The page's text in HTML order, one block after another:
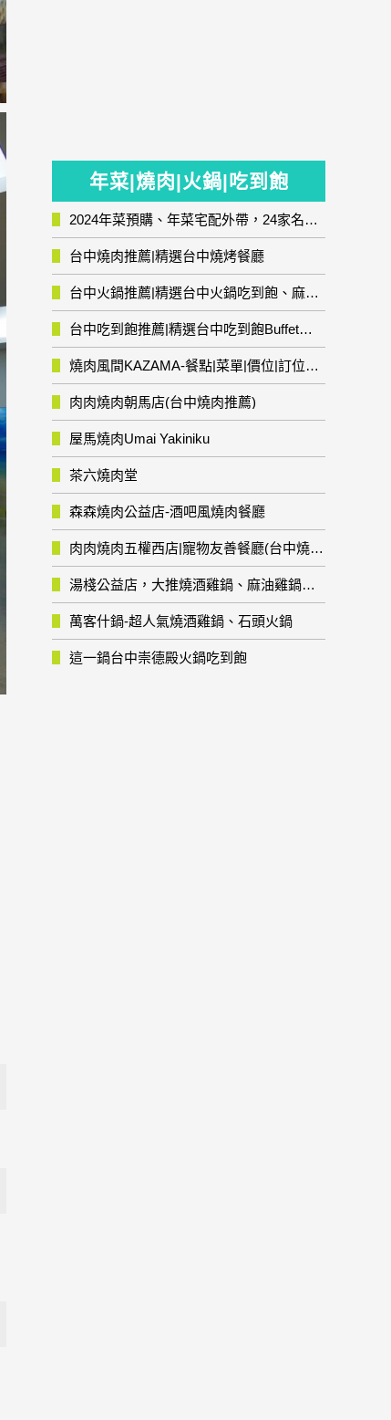
年菜|燒肉|火鍋|吃到飽
2024年菜預購、年菜宅配外帶，24家名店年菜推薦整理，圍爐輕鬆上菜團圓趣
台中燒肉推薦|精選台中燒烤餐廳
台中火鍋推薦|精選台中火鍋吃到飽、麻辣鍋、鴛鴦鍋、石頭火鍋、酸菜白肉鍋、海鮮鍋、燒酒雞、麻油雞、壽喜燒等熱門人氣火鍋店!
台中吃到飽推薦|精選台中吃到飽Buffet自助餐廳
燒肉風間KAZAMA-餐點|菜單|價位|訂位資訊
肉肉燒肉朝馬店(台中燒肉推薦)
屋馬燒肉Umai Yakiniku
茶六燒肉堂
森森燒肉公益店-酒吧風燒肉餐廳
肉肉燒肉五權西店|寵物友善餐廳(台中燒肉推薦)
湯棧公益店，大推燒酒雞鍋、麻油雞鍋暖暖有夠補
萬客什鍋-超人氣燒酒雞鍋、石頭火鍋
這一鍋台中崇德殿火鍋吃到飽